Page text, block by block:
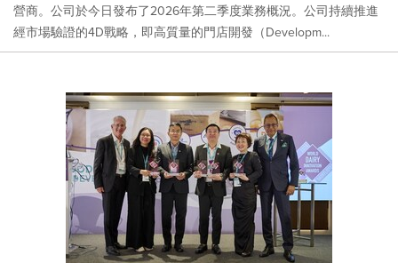
營商。公司於今日發布了2026年第二季度業務概況。公司持續推進
經市場驗證的4D戰略，即高質量的門店開發（Developm...